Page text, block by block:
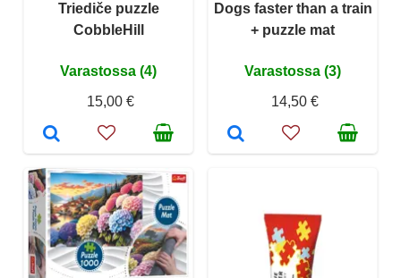
Triediče puzzle
CobbleHill
Varastossa (4)
15,00 €
Dogs faster than a train
+ puzzle mat
Varastossa (3)
14,50 €